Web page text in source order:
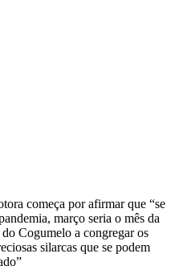
começa por afirmar que “se
março seria o mês da
Cogumelo a congregar os
silarcas que se podem